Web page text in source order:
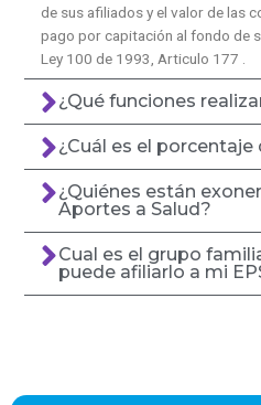
de sus afiliados y el valor de las
pago por capitación al fondo de
Ley 100 de 1993, Articulo 177 .
¿Qué funciones
¿Cuál es el
¿Quiénes están
Aportes a Salud?
Cual es el grupo
puede afiliarlo a mi